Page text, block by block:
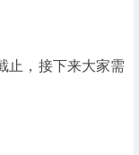
止，接下来大家需